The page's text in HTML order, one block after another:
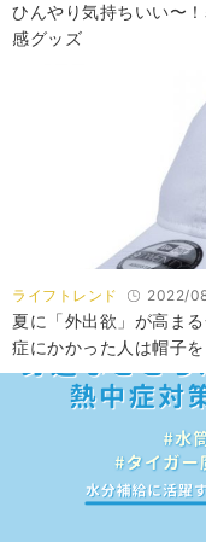
ひんやり気持ちいい〜
感グッズ
ライフトレンド 2022/
夏に「外出欲」が高ま
症にかかった人は帽子